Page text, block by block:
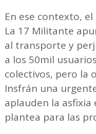
En ese contexto,
La 17 Militante
al transporte y
a los 50mil
colectivos, pero la
Insfrán una
aplauden la asfixia
plantea para las